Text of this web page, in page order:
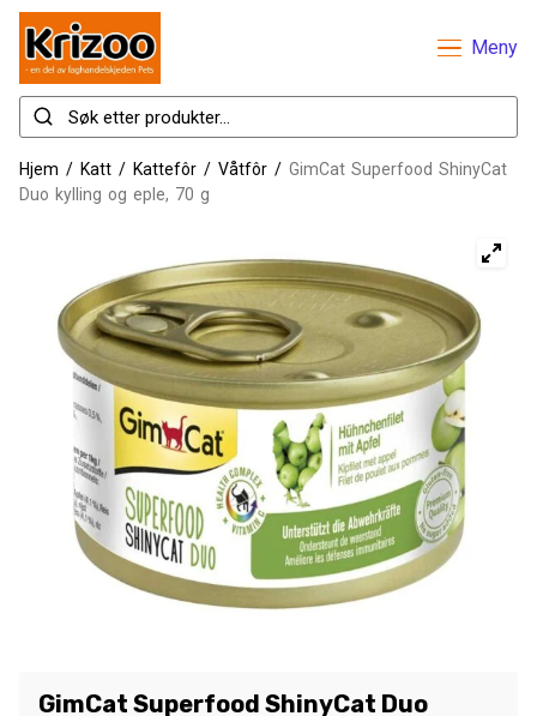
Meny
Hjem / Katt / Kattefôr / Våtfôr / GimCat Superfood ShinyCat
Duo kylling og eple, 70 g
GimCat Superfood ShinyCat Duo